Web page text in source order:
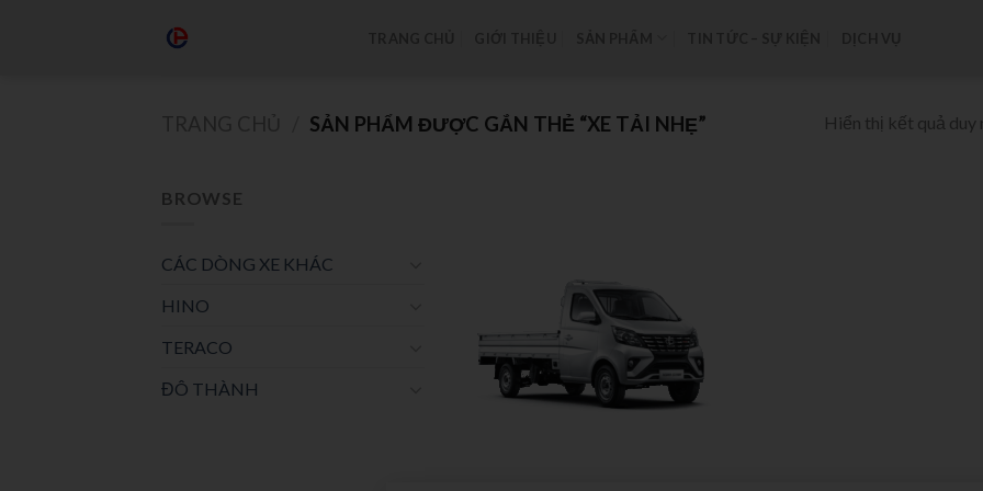
SẢN PHẨM ĐƯỢC GẮN THẺ “XE TẢI NHẸ” Hiển thị kết quả duy
BROWSE
CÁC DÒNG XE KHÁC
HINO
TERACO
ĐÔ THÀNH